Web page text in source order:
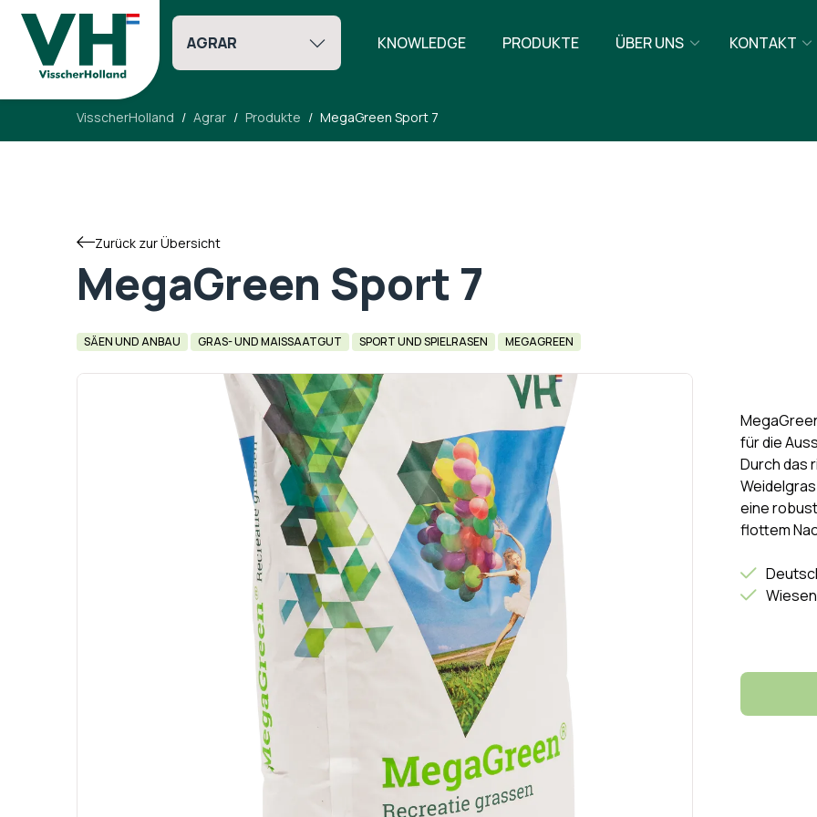
AGRAR KNOWLEDGE PRODUKTE ÜBER UNS KONTAKT
VisscherHolland Agrar Produkte MegaGreen Sport 7
Zurück zur Übersicht
MegaGreen Sport 7
SÄEN UND ANBAU GRAS- UND MAISSAATGUT SPORT UND SPIELRASEN MEGAGREEN
für die
Durch das
eine
flottem